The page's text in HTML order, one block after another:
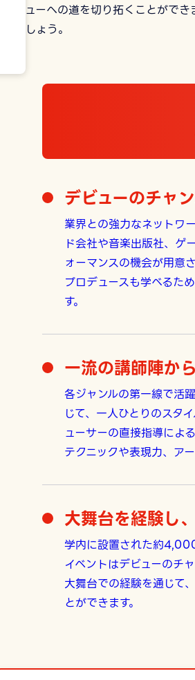
ロデビューへの道を切り拓くことがで
現しましょう。
デビューのチャ
業界との強力なネットワ
ド会社や音楽出版社、ゲ
ォーマンスの機会が用意
プロデュースも学べるた
す。
一流の講師陣か
各ジャンルの第一線で活
じて、一人ひとりのスタ
ューサーの直接指導によ
テクニックや表現力、ア
大舞台を経験し
学内に設置された約
イベントはデビューのチ
大舞台での経験を通じて
とができます。